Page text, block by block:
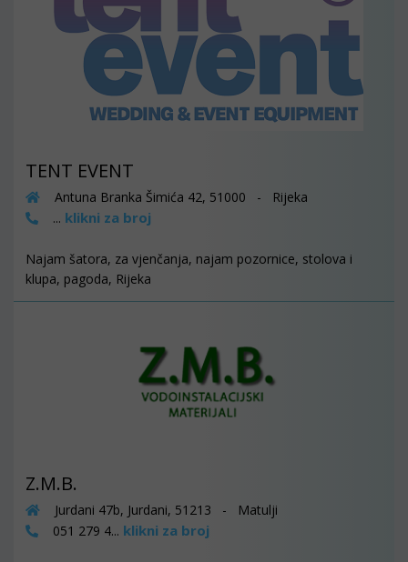
TENT EVENT
Antuna Branka Šimića 42, 51000 - Rijeka
... klikni za broj
Najam šatora, za vjenčanja, najam pozornice, stolova i
klupa, pagoda, Rijeka
Z.M.B.
Jurdani 47b, Jurdani, 51213 - Matulji
051 279 4... klikni za broj